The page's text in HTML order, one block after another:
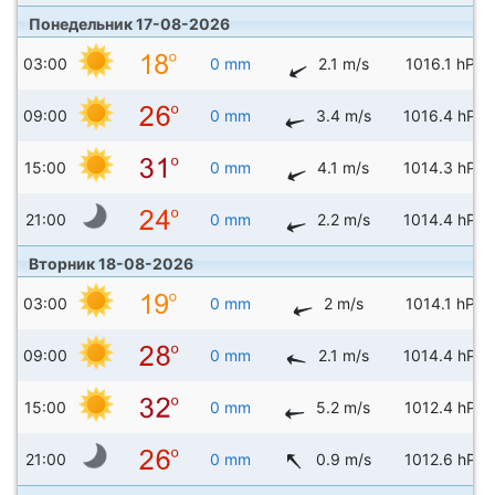
Понедельник 17-08-2026
03:00 0 mm 2.1 m/s 1016.1 hPa
09:00 0 mm 3.4 m/s 1016.4 hPa
15:00 0 mm 4.1 m/s 1014.3 hPa
21:00 0 mm 2.2 m/s 1014.4 hPa
Вторник 18-08-2026
03:00 0 mm 2 m/s 1014.1 hPa
09:00 0 mm 2.1 m/s 1014.4 hPa
15:00 0 mm 5.2 m/s 1012.4 hPa
21:00 0 mm 0.9 m/s 1012.6 hPa